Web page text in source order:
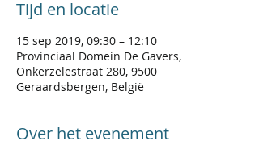
Tijd en locatie
15 sep 2019, 09:30 – 12:10
Provinciaal Domein De Gavers,
Onkerzelestraat 280, 9500
Geraardsbergen, België
Over het evenement